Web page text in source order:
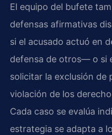
El equipo del bufete
defensas afirmativas
si el acusado actuó en
defensa de otros— o si
solicitar la exclusión de
violación de los
Cada caso se evalúa
estrategia se adapta a